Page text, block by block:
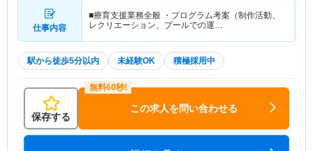
仕事内容
■療育支援業務全般 ・プログラム考案（制作活動、
レクリエーション、プールでの運…
駅から徒歩5分以内 未経験OK 積極採用中
保存する
この求人を問い合わせる